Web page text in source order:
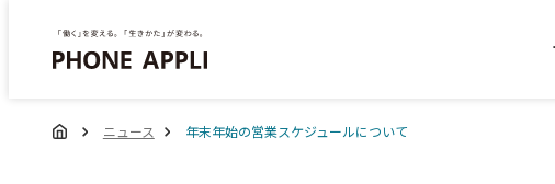
ニュース 年末年始の営業スケジュールについて